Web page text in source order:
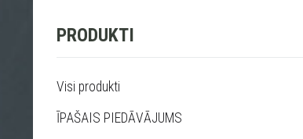
PRODUKTI
Visi produkti
ĪPAŠAIS PIEDĀVĀJUMS